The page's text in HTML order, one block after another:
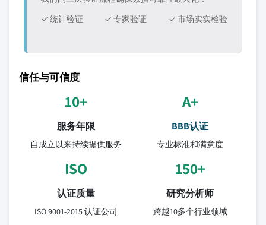
✓ 统计验证
✓ 专家验证 ✓ 市场实实检验
信任与可信度
10+
服务年限
自成立以来持续提供服务
A+
BBB认证
专业标准和满意度
ISO
认证质量
ISO 9001-2015 认证公司
150+
研究分析师
跨越10多个行业领域